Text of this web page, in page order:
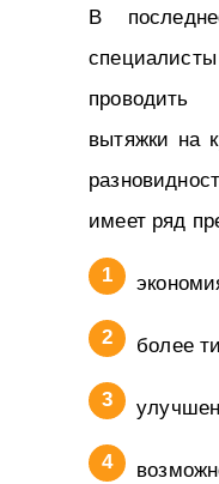
В
вытяжки на
имеет ряд
более